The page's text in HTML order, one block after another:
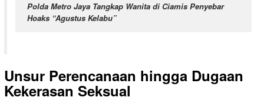
Polda Metro Jaya Tangkap Wanita di Ciamis Penyebar
Hoaks “Agustus Kelabu”
Unsur Perencanaan hingga Dugaan
Kekerasan Seksual